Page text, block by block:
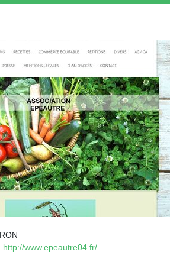
http://www.epeautre04.fr/